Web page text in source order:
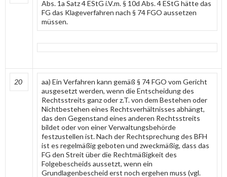
Abs. 1a Satz 4 EStG i.V.m. § 10d Abs. 4 EStG hätte das
FG das Klageverfahren nach § 74 FGO aussetzen
müssen.
20
aa) Ein Verfahren kann gemäß § 74 FGO vom Gericht
ausgesetzt werden, wenn die Entscheidung des
Rechtsstreits ganz oder z.T. von dem Bestehen oder
Nichtbestehen eines Rechtsverhältnisses abhängt,
das den Gegenstand eines anderen Rechtsstreits
bildet oder von einer Verwaltungsbehörde
festzustellen ist. Nach der Rechtsprechung des BFH
ist es regelmäßig geboten und zweckmäßig, dass das
FG den Streit über die Rechtmäßigkeit des
Folgebescheids aussetzt, wenn ein
Grundlagenbescheid erst noch ergehen muss (vgl.